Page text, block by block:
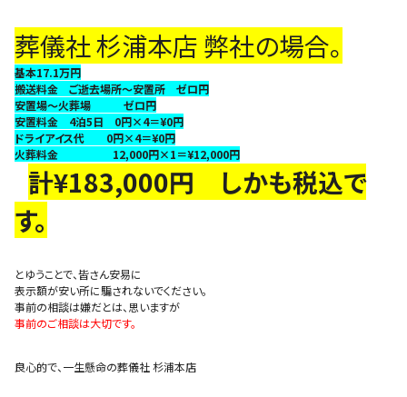
葬儀社 杉浦本店 弊社の場合。
基本17.1万円
搬送料金 ご逝去場所〜安置所 ゼロ円
安置場〜火葬場 ゼロ円
安置料金 4泊5日 0円×4＝¥0円
ドライアイス代 0円×4＝¥0円
火葬料金 12,000円×1＝¥12,000円
計¥183,000円 しかも税込で
す。
とゆうことで、皆さん安易に
表示額が安い所に騙されないでください。
事前の相談は嫌だとは、思いますが
事前のご相談は大切です。
良心的で、一生懸命の葬儀社 杉浦本店